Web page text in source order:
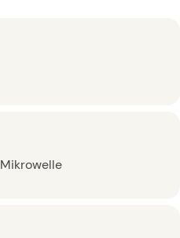
Mikrowelle